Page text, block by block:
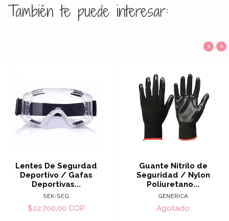
También te puede interesar:
Lentes De Segurdad
Deportivo / Gafas
Deportivas...
SEK-SEG
$22.700,00 COP
Guante Nitrilo de
Seguridad / Nylon
Poliuretano...
GENERICA
Agotado
‹ ›